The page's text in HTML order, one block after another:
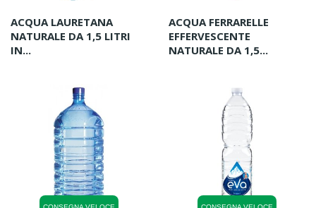
ACQUA LAURETANA
NATURALE DA 1,5 LITRI
IN...
ACQUA FERRARELLE
EFFERVESCENTE
NATURALE DA 1,5...